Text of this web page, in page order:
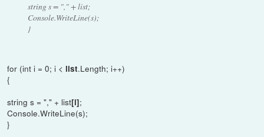
string s = "," + list;
Console.WriteLine(s);
}
for (int i = 0; i < list.Length; i++)
{
string s = "," + list[i];
Console.WriteLine(s);
}